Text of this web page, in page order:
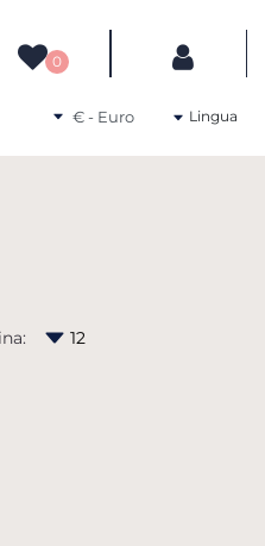
0
Seleziona una valuta
Lingua